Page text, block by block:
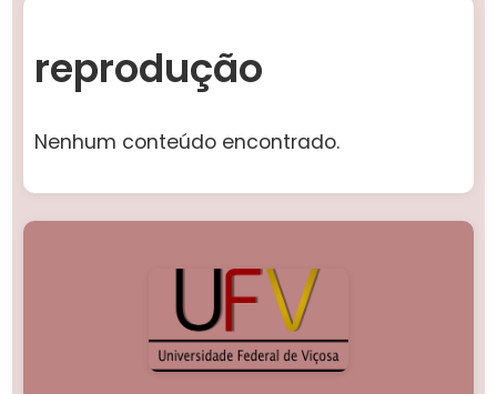
reprodução
Nenhum conteúdo encontrado.